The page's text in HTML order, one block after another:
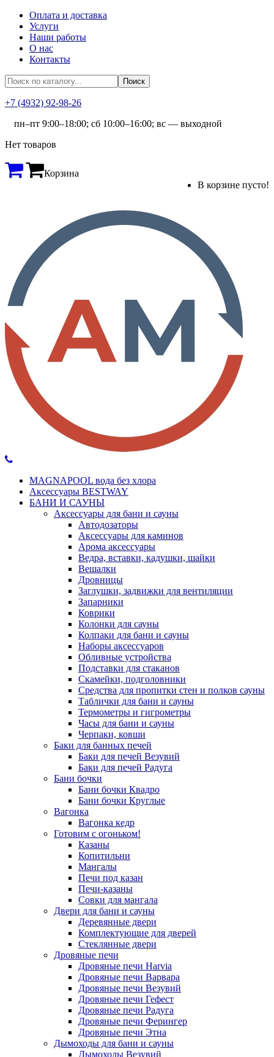
Оплата и доставка
Услуги
Наши работы
О нас
Контакты
+7 (4932) 92-98-26
пн–пт 9:00–18:00; сб 10:00–16:00; вс — выходной
Нет товаров
Корзина
В корзине пусто!
MAGNAPOOL вода без хлора
Аксессуары BESTWAY
БАНИ И САУНЫ
Аксессуары для бани и сауны
Автодозаторы
Аксессуары для каминов
Арома аксессуары
Ведра, вставки, кадушки, шайки
Вешалки
Дровницы
Заглушки, задвижки для вентиляции
Запарники
Коврики
Колонки для сауны
Колпаки для бани и сауны
Наборы аксессуаров
Обливные устройства
Подставки для стаканов
Скамейки, подголовники
Средства для пропитки стен и полков сауны
Таблички для бани и сауны
Термометры и гигрометры
Часы для бани и сауны
Черпаки, ковши
Баки для банных печей
Баки для печей Везувий
Баки для печей Радуга
Бани бочки
Бани бочки Квадро
Бани бочки Круглые
Вагонка
Вагонка кедр
Готовим с огоньком!
Казаны
Копитильни
Мангалы
Печи под казан
Печи-казаны
Совки для мангала
Двери для бани и сауны
Деревянные двери
Комплектующие для дверей
Стеклянные двери
Дровяные печи
Дровяные печи Harvia
Дровяные печи Варвара
Дровяные печи Везувий
Дровяные печи Гефест
Дровяные печи Радуга
Дровяные печи Ферингер
Дровяные печи Этна
Дымоходы для бани и сауны
Дымоходы Везувий